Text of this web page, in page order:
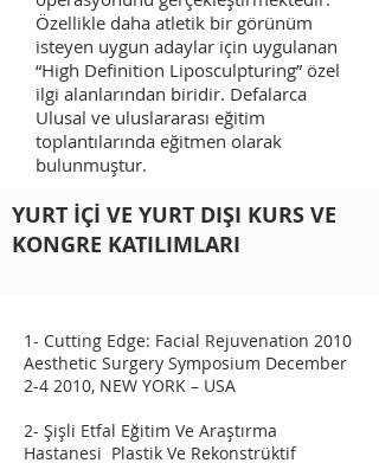
Özellikle daha atletik bir görünüm
isteyen uygun adaylar için uygulanan
“High Definition Liposculpturing” özel
ilgi alanlarından biridir. Defalarca
Ulusal ve uluslararası eğitim
toplantılarında eğitmen olarak
bulunmuştur.
YURT İÇİ VE YURT DIŞI KURS VE
KONGRE KATILIMLARI
1- Cutting Edge: Facial Rejuvenation 2010
Aesthetic Surgery Symposium December
2-4 2010, NEW YORK – USA
2- Şişli Etfal Eğitim Ve Araştırma
Hastanesi Plastik Ve Rekonstrüktif